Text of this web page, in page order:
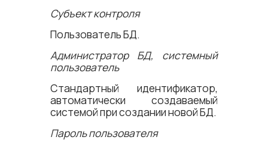
Субъект контроля
Пользователь БД.
Администратор БД, системный
пользователь
Стандартный идентификатор,
автоматически создаваемый
системой при создании новой БД.
Пароль пользователя